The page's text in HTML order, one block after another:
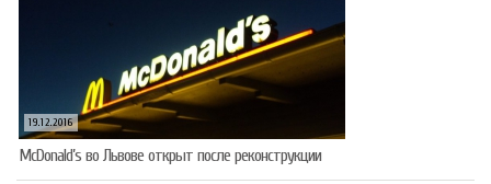
19.12.2016
McDonald’s во Львове открыт после реконструкции